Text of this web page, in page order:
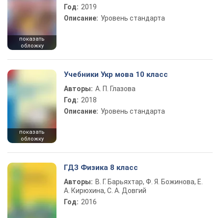
показать
обложку
Год: 2019
Описание: Уровень стандарта
показать
обложку
Учебники Укр мова 10 класс
Авторы: А. П. Глазова
Год: 2018
Описание: Уровень стандарта
ГДЗ Физика 8 класс
Авторы: В. Г. Барьяхтар, Ф. Я. Божинова, Е.
А. Кирюхина, С. А. Довгий
Год: 2016